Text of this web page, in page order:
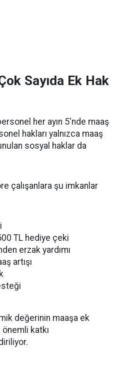
Sayıda Ek Hak
her ayın 5'nde maaş
hakları yalnızca maaş
sosyal haklar da
çalışanlara şu imkanlar
TL hediye çeki
erzak yardımı
artışı
değerinin maaşa ek
önemli katkı